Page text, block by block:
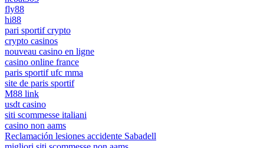
fly88
hi88
pari sportif crypto
crypto casinos
nouveau casino en ligne
casino online france
paris sportif ufc mma
site de paris sportif
M88 link
usdt casino
siti scommesse italiani
casino non aams
Reclamación lesiones accidente Sabadell